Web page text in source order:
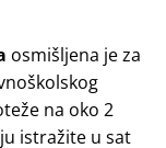
osmišljena je za
na oko 2
istražite u sat